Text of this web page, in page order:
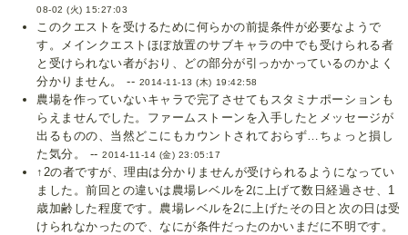
08-02 (火) 15:27:03
このクエストを受けるために何らかの前提条件が必要なようで
す。メインクエストほぼ放置のサブキャラの中でも受けられる者
と受けられない者がおり、どの部分が引っかかっているのかよく
分かりません。 -- 2014-11-13 (木) 19:42:58
農場を作っていないキャラで完了させてもスタミナポーションも
らえませんでした。ファームストーンを入手したとメッセージが
出るものの、当然どこにもカウントされておらず…ちょっと損し
た気分。 --2014-11-14 (金) 23:05:17
↑2の者ですが、理由は分かりませんが受けられるようになってい
ました。前回との違いは農場レベルを2に上げて数日経過させ、1
歳加齢した程度です。農場レベルを2に上げたその日と次の日は受
けられなかったので、なにが条件だったのかいまだに不明です。